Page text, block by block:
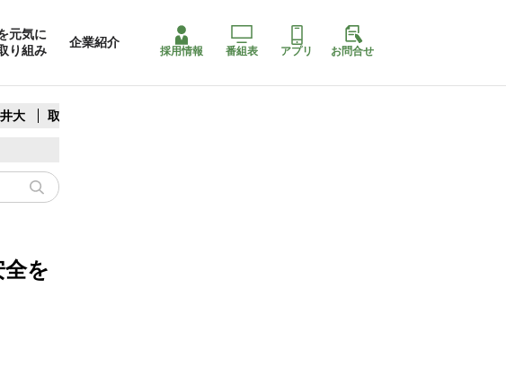
元気に
り組み
企業紹介
採用情報 番組表 アプリ お問合せ
大 取水制限
を